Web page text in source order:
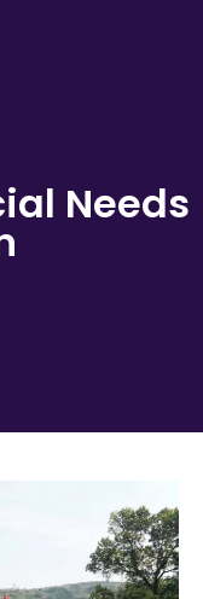
Needs